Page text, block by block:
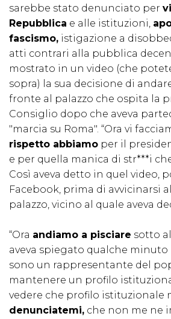
sarebbe stato denunciato per
Repubblica e alle istituzioni,
fascismo, istigazione a
atti contrari alla pubblica
mostrato in un video (che
sopra) la sua decisione di
fronte al palazzo che ospita la
Consiglio dopo che aveva
"marcia su Roma". “Ora vi
rispetto abbiamo per il
e per quella manica di str***i
Così aveva detto in quel video,
Facebook, prima di avvicinarsi
palazzo, vicino al quale aveva
“Ora andiamo a pisciare sotto
aveva spiegato qualche minuto
sono un rappresentante del
mantenere un profilo
vedere che profilo istituzionale
denunciatemi, che non me ne